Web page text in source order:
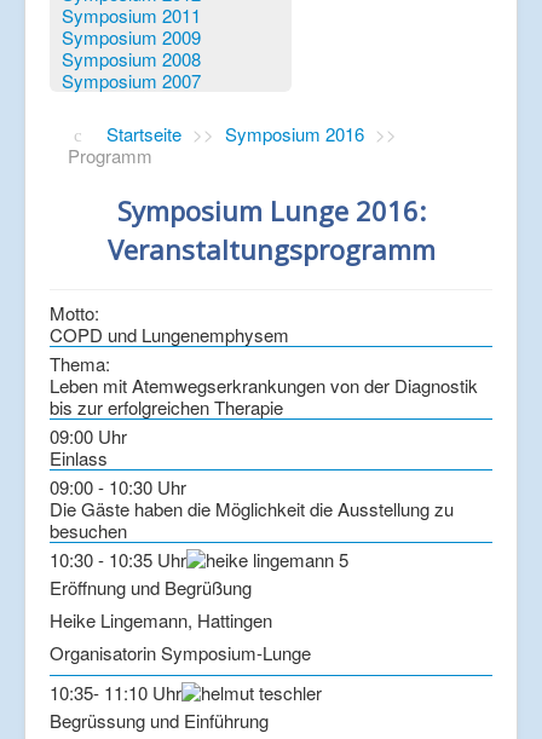
Symposium 2011
Symposium 2009
Symposium 2008
Symposium 2007
Startseite >> Symposium 2016 >>
Programm
Symposium Lunge 2016:
Veranstaltungsprogramm
Motto:
COPD und Lungenemphysem
Thema:
Leben mit Atemwegserkrankungen von der Diagnostik
bis zur erfolgreichen Therapie
09:00 Uhr
Einlass
09:00 - 10:30 Uhr
Die Gäste haben die Möglichkeit die Ausstellung zu
besuchen
10:30 - 10:35 Uhr
Eröffnung und Begrüßung
Heike Lingemann, Hattingen
Organisatorin Symposium-Lunge
10:35- 11:10 Uhr
Begrüssung und Einführung